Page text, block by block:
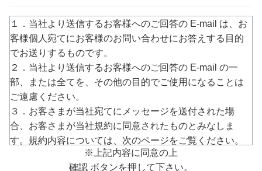
１．当社より送信するお客様へのご回答の E-mail は、お
客様個人宛てにお客様のお問い合わせにお答えする目的
でお送りするものです。
２．当社より送信するお客様へのご回答の E-mail の一
部、または全てを、その他の目的でご使用になることは
ご遠慮ください。
３．お客さまが当社宛てにメッセージを送付された場
合、お客さまが当社規約に同意されたものとみなしま
す。規約内容については、次のページをご覧ください。
https://www.arucom.ne.jp/rule/index.html
※上記内容に同意の上
確認 ボタンを押して下さい。